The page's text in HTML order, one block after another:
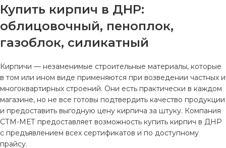
Купить кирпич в ДНР:
облицовочный, пеноплок,
газоблок, силикатный
Кирпичи — незаменимые строительные материалы, которые
в том или ином виде применяются при возведении частных и
многоквартирных строений. Они есть практически в каждом
магазине, но не все готовы подтвердить качество продукции
и предоставить выгодную цену кирпича за штуку. Компания
СТМ-МЕТ предоставляет возможность купить кирпич в ДНР
с предъявлением всех сертификатов и по доступному
прайсу.